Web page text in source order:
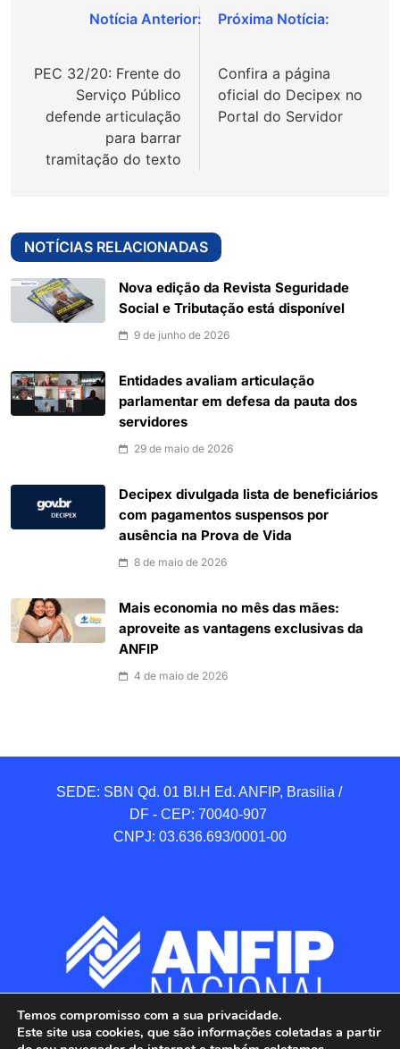
Navegação
Post
PEC 32/20: Frente do
Serviço Público
defende articulação
para barrar
tramitação do texto
Confira a página
oficial do Decipex no
Portal do Servidor
NOTÍCIAS RELACIONADAS
Nova edição da Revista Seguridade
Social e Tributação está disponível
9 de junho de 2026
Entidades avaliam articulação
parlamentar em defesa da pauta dos
servidores
29 de maio de 2026
Decipex divulgada lista de beneficiários
com pagamentos suspensos por
ausência na Prova de Vida
8 de maio de 2026
Mais economia no mês das mães:
aproveite as vantagens exclusivas da
ANFIP
4 de maio de 2026
SEDE: SBN Qd. 01 BI.H Ed. ANFIP, Brasilia /
DF - CEP: 70040-907
CNPJ: 03.636.693/0001-00
Temos compromisso com a sua privacidade.
Este site usa cookies, que são informações coletadas a partir